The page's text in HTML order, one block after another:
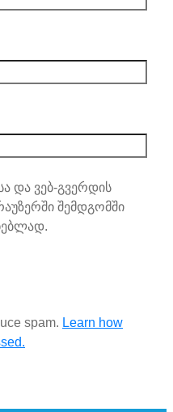
და ვებ-გვერდის
შემდგომში
spam. Learn how